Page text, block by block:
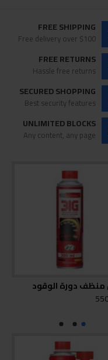
FREE SHIPPING
Free delivery over $100
FREE RETURNS
Hassle free returns
SECURED SHOPPING
Best security features
UNLIMITED BLOCKS
Any content, any page
منظف دورة الوقود